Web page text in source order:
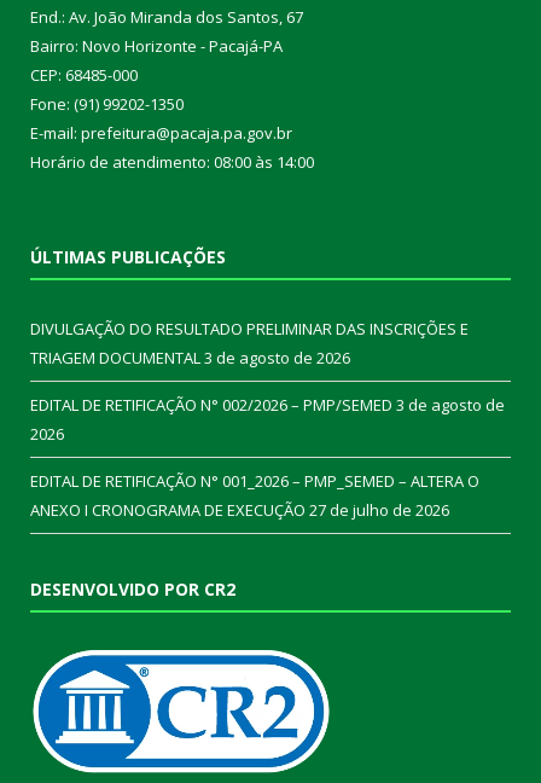
End.: Av. João Miranda dos Santos, 67
Bairro: Novo Horizonte - Pacajá-PA
CEP: 68485-000
Fone: (91) 99202-1350
E-mail: prefeitura@pacaja.pa.gov.br
Horário de atendimento: 08:00 às 14:00
ÚLTIMAS PUBLICAÇÕES
DIVULGAÇÃO DO RESULTADO PRELIMINAR DAS INSCRIÇÕES E
TRIAGEM DOCUMENTAL3 de agosto de 2026
EDITAL DE RETIFICAÇÃO N° 002/2026 – PMP/SEMED 3 de agosto de
2026
EDITAL DE RETIFICAÇÃO N° 001_2026 – PMP_SEMED – ALTERA O
ANEXO I CRONOGRAMA DE EXECUÇÃO 27 de julho de 2026
DESENVOLVIDO POR CR2